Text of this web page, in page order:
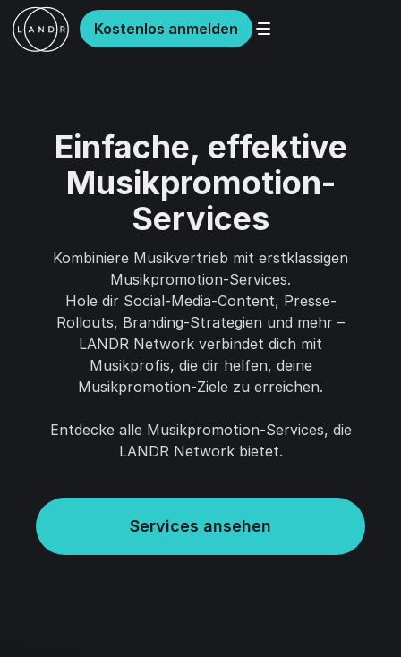
Kostenlos anmelden
Einfache, effektive
Musikpromotion-
Services
Kombiniere Musikvertrieb mit erstklassigen
Musikpromotion-Services.
Hole dir Social-Media-Content, Presse-
Rollouts, Branding-Strategien und mehr –
LANDR Network verbindet dich mit
Musikprofis, die dir helfen, deine
Musikpromotion-Ziele zu erreichen.
Entdecke alle Musikpromotion-Services, die
LANDR Network bietet.
Services ansehen